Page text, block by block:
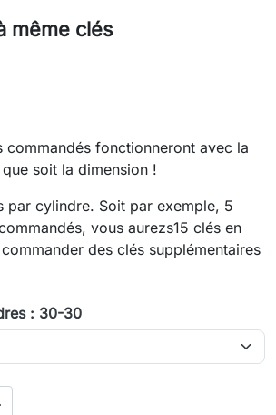
même clés
commandés fonctionneront avec la
soit la dimension !
par cylindre. Soit par exemple, 5
vous aurezs15 clés en
des clés supplémentaires
: 30-30